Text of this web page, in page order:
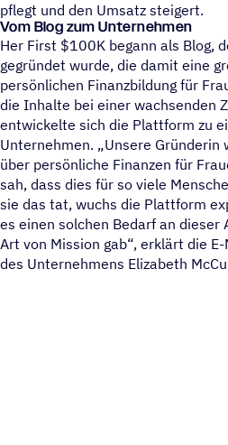
pflegt und den Umsatz steigert.
Vom Blog zum Unternehmen
Her First $100K begann als Blog,
gegründet wurde, die damit eine
persönlichen Finanzbildung für
die Inhalte bei einer wachsenden
entwickelte sich die Plattform zu
Unternehmen. „Unsere
über persönliche Finanzen für
sah, dass dies für so viele
sie das tat, wuchs die Plattform
es einen solchen Bedarf an
Art von Mission gab“, erklärt die
des Unternehmens Elizabeth